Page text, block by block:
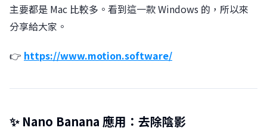
主要都是 Mac 比較多。看到這一款 Windows 的，所以來
分享給大家。
👉 https://www.motion.software/
✨ Nano Banana 應用：去除陰影